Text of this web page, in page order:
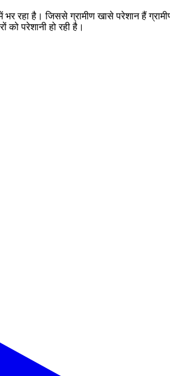
रहा है। जिससे ग्रामीण खासे परेशान हैं
परेशानी हो रही है।